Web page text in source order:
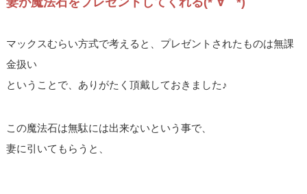
マックスむらい方式で考えると、プレゼントされたものは無課
金扱い
ということで、ありがたく頂戴しておきました♪
この魔法石は無駄には出来ないという事で、
妻に引いてもらうと、